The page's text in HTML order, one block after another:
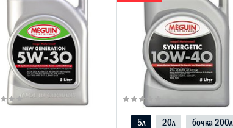
5л 20л
бочка 200л